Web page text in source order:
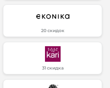
20 скидок
31 скидка